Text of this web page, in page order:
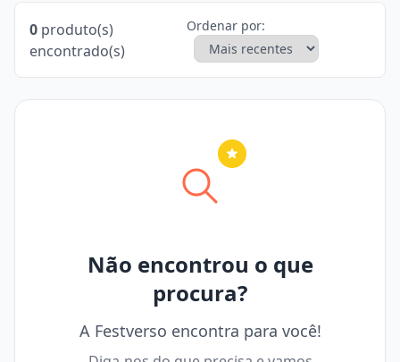
0 produto(s)
encontrado(s)
Ordenar por:
Não encontrou o que
procura?
A Festverso encontra para você!